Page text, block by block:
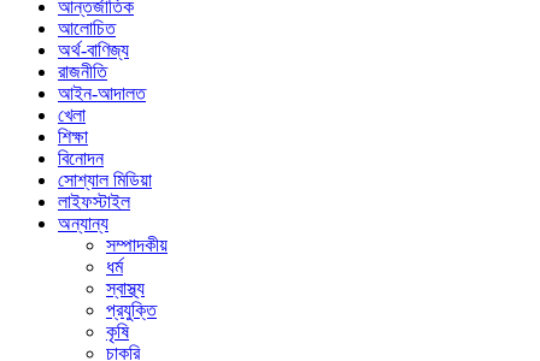
আন্তর্জাতিক
আলোচিত
অর্থ-বাণিজ্য
রাজনীতি
আইন-আদালত
খেলা
শিক্ষা
বিনোদন
সোশ্যাল মিডিয়া
লাইফস্টাইল
অন্যান্য
সম্পাদকীয়
ধর্ম
স্বাস্থ্য
প্রযুক্তি
কৃষি
চাকরি